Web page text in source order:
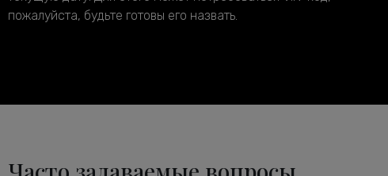
пожалуйста, будьте готовы его назвать.